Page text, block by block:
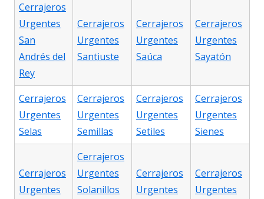
Cerrajeros
Urgentes
San
Andrés del
Rey
Cerrajeros
Urgentes
Santiuste
Cerrajeros
Urgentes
Saúca
Cerrajeros
Urgentes
Sayatón
Cerrajeros
Urgentes
Selas
Cerrajeros
Urgentes
Semillas
Cerrajeros
Urgentes
Setiles
Cerrajeros
Urgentes
Sienes
Cerrajeros
Urgentes
Cerrajeros
Urgentes
Solanillos
Cerrajeros
Urgentes
Cerrajeros
Urgentes